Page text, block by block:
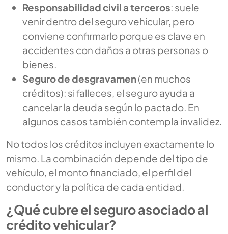
Responsabilidad civil a terceros: suele
venir dentro del seguro vehicular, pero
conviene confirmarlo porque es clave en
accidentes con daños a otras personas o
bienes.
Seguro de desgravamen(en muchos
créditos): si falleces, el seguro ayuda a
cancelar la deuda según lo pactado. En
algunos casos también contempla invalidez.
No todos los créditos incluyen exactamente lo
mismo. La combinación depende del tipo de
vehículo, el monto financiado, el perfil del
conductor y la política de cada entidad.
¿Qué cubre el seguro asociado al
crédito vehicular?